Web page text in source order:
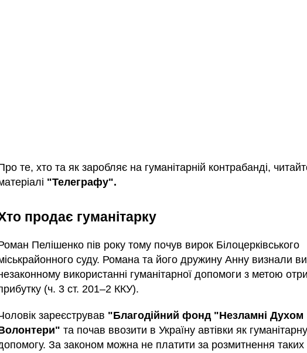
те, хто та як заробляє на гуманітарній контрабанді,
"Телеграфу".
продає гуманітарку
Пелішенко пів року тому почув вирок Білоцерківського
суду. Романа та його дружину Анну визнали
використанні гуманітарної допомоги з метою
(ч. 3 ст. 201–2 ККУ).
зареєстрував "Благодійний фонд "Незламні Духом
та почав ввозити в Україну автівки як гуманітарну
За законом можна не платити за розмитнення таких